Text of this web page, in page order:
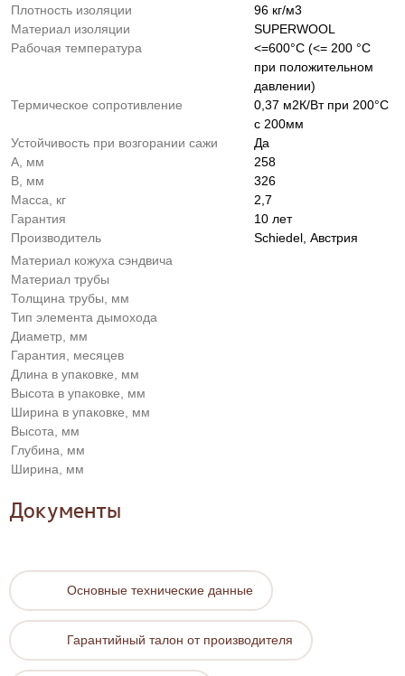
Плотность изоляции
96 кг/м3
Материал изоляции
SUPERWOOL
Рабочая температура
<=600°C (<= 200 °C
при положительном
давлении)
Термическое сопротивление
0,37 м2К/Вт при 200°С
с 200мм
Устойчивость при возгорании сажи
Да
A, мм
258
B, мм
326
Масса, кг
2,7
Гарантия
10 лет
Производитель
Schiedel, Австрия
Материал кожуха сэндвича
Материал трубы
Толщина трубы, мм
Тип элемента дымохода
Диаметр, мм
Гарантия, месяцев
Длина в упаковке, мм
Высота в упаковке, мм
Ширина в упаковке, мм
Высота, мм
Глубина, мм
Ширина, мм
Документы
Основные технические данные
Гарантийный талон от производителя